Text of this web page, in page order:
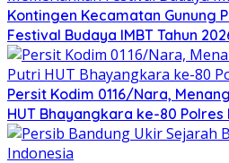
Kontingen Kecamatan Gunung
Festival Budaya IMBT Tahun
Persit Kodim 0116/Nara,
HUT Bhayangkara ke-80 Polres